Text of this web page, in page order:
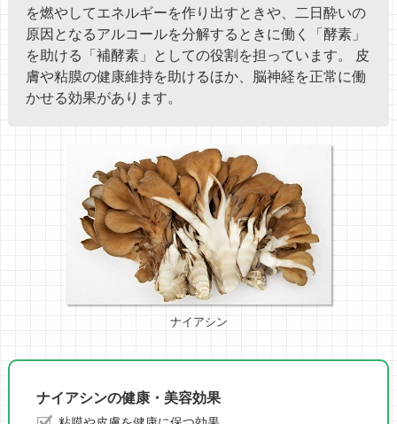
を燃やしてエネルギーを作り出すときや、二日酔いの
原因となるアルコールを分解するときに働く「酵素」
を助ける「補酵素」としての役割を担っています。 皮
膚や粘膜の健康維持を助けるほか、脳神経を正常に働
かせる効果があります。
ナイアシン
ナイアシンの健康・美容効果